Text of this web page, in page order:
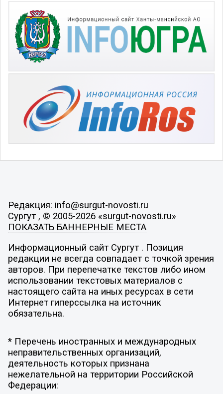
Редакция: info@surgut-novosti.ru
Сургут , © 2005-2026 «surgut-novosti.ru»
ПОКАЗАТЬ БАННЕРНЫЕ МЕСТА
Информационный сайт Сургут . Позиция
редакции не всегда совпадает с точкой зрения
авторов. При перепечатке текстов либо ином
использовании текстовых материалов с
настоящего сайта на иных ресурсах в сети
Интернет гиперссылка на источник
обязательна.
* Перечень иностранных и международных
неправительственных организаций,
деятельность которых признана
нежелательной на территории Российской
Федерации: